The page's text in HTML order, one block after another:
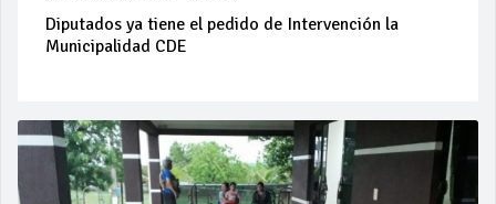
Diputados ya tiene el pedido de Intervención la
Municipalidad CDE